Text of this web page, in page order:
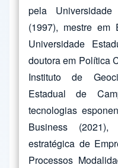
pela
(1997), mestre em
Universidade
doutora em Política
Instituto de
Estadual de
tecnologias
Business
estratégica de
Processos